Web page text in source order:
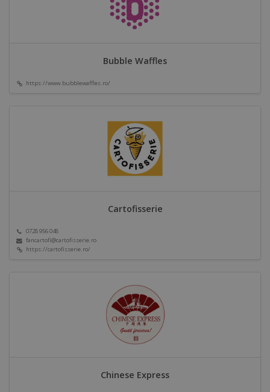
Bubble Waffles
https://www.bubblewaffles.ro/
Cartofisserie
0728 956 048
fancartofi@cartofisserie.ro
https://cartofisserie.ro/
Chinese Express